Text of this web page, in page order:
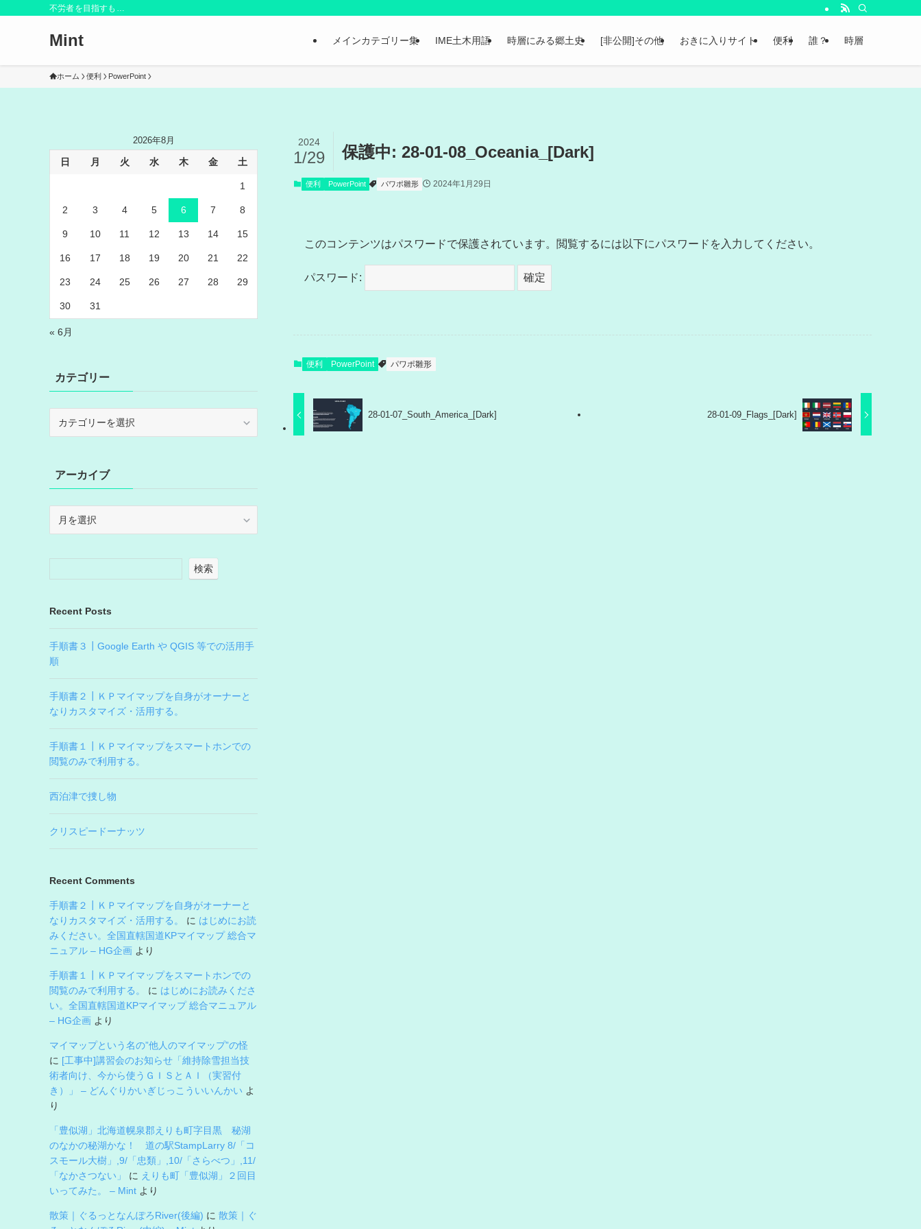
不労者を目指すも…
Mint メインカテゴリー集 IME土木用語 時層にみる郷土史 [非公開]その他 おきに入りサイト 便利 誰？ 時層
ホーム 便利 PowerPoint
保護中: 28-01-08_Oceania_[Dark]
2024
1/29
便利 PowerPoint パワポ雛形 2024年1月29日
このコンテンツはパスワードで保護されています。閲覧するには以下にパスワードを入力してください。
パスワード:
便利 PowerPoint パワポ雛形
28-01-07_South_America_[Dark] 28-01-09_Flags_[Dark]
2026年8月
日 月 火 水 木 金 土
1
2 3 4 5 6 7 8
9 10 11 12 13 14 15
16 17 18 19 20 21 22
23 24 25 26 27 28 29
30 31
« 6月
カテゴリー
ーアーカイブ
イ
検索
Recent Posts
手順書３┃Google Earth や QGIS 等での活用手
順
手順書２┃ＫＰマイマップを自身がオーナーと
なりカスタマイズ・活用する。
手順書１┃ＫＰマイマップをスマートホンでの
閲覧のみで利用する。
西泊津で捜し物
クリスピードーナッツ
Recent Comments
手順書２┃ＫＰマイマップを自身がオーナーと
なりカスタマイズ・活用する。
に はじめにお読
みください。全国直轄国道KPマイマップ 総合マ
ニュアル – HG企画 より
手順書１┃ＫＰマイマップをスマートホンでの
閲覧のみで利用する。
に はじめにお読みくださ
い。全国直轄国道KPマイマップ 総合マニュアル
– HG企画 より
マイマップという名の”他人のマイマップ”の怪
に [工事中]講習会のお知らせ「維持除雪担当技
術者向け、今から使うＧＩＳとＡＩ（実習付
き）」 – どんぐりかいぎじっこういいんかい よ
り
「豊似湖」北海道幌泉郡えりも町字目黒 秘湖
のなかの秘湖かな！ 道の駅StampLarry 8/「コ
スモール大樹」,9/「忠類」,10/「さらべつ」,11/
「なかさつない」
に えりも町「豊似湖」２回目
いってみた。 – Mint より
散策｜ぐるっとなんぽろRiver(後編) に 散策｜ぐ